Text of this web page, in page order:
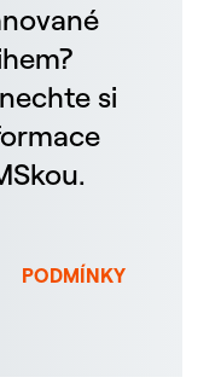
si
PODMÍNKY